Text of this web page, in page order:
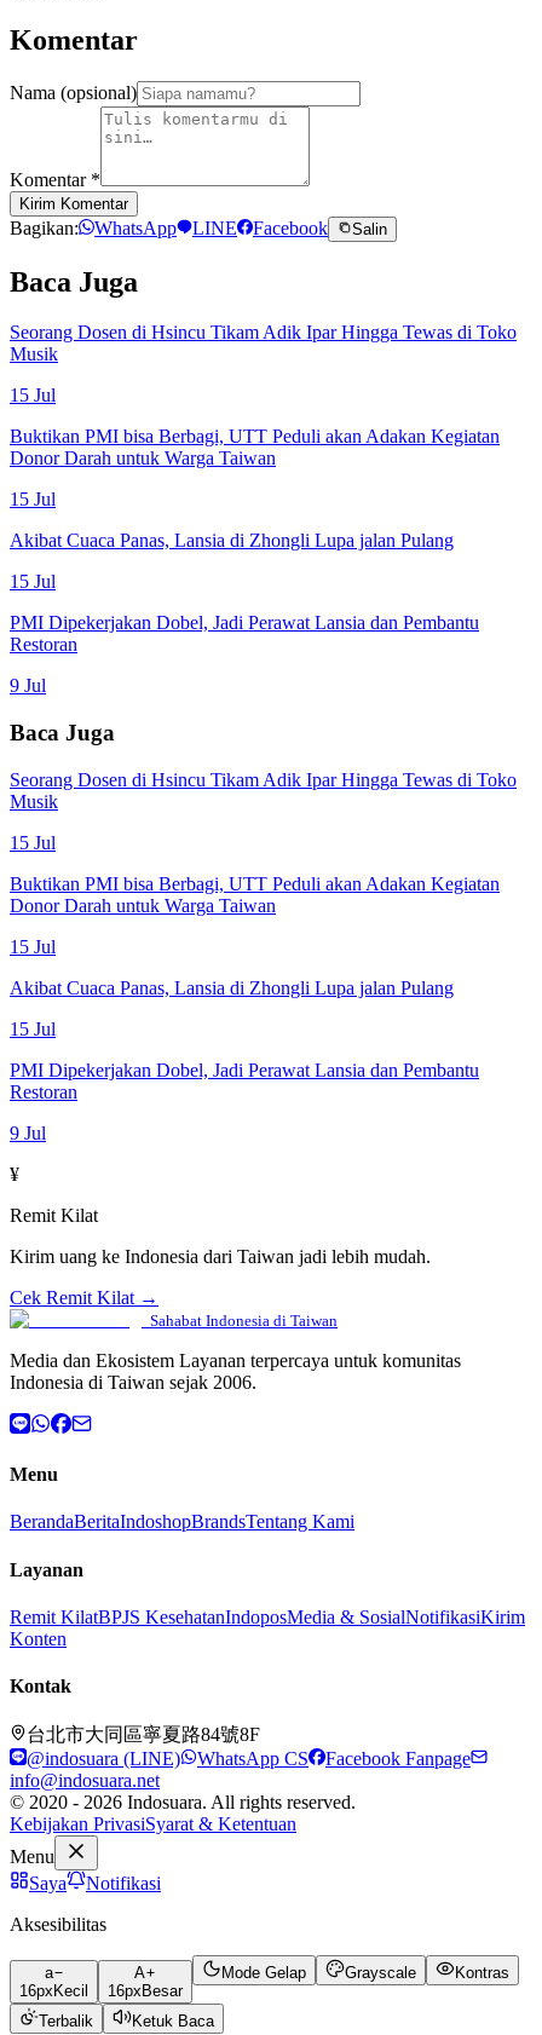
Komentar
Nama (opsional)
Komentar *
Kirim Komentar
Bagikan: WhatsApp LINE Facebook Salin
Baca Juga
Seorang Dosen di Hsincu Tikam Adik Ipar Hingga Tewas di Toko
Musik
15 Jul
Buktikan PMI bisa Berbagi, UTT Peduli akan Adakan Kegiatan
Donor Darah untuk Warga Taiwan
15 Jul
Akibat Cuaca Panas, Lansia di Zhongli Lupa jalan Pulang
15 Jul
PMI Dipekerjakan Dobel, Jadi Perawat Lansia dan Pembantu
Restoran
9 Jul
Baca Juga
Seorang Dosen di Hsincu Tikam Adik Ipar Hingga Tewas di Toko
Musik
15 Jul
Buktikan PMI bisa Berbagi, UTT Peduli akan Adakan Kegiatan
Donor Darah untuk Warga Taiwan
15 Jul
Akibat Cuaca Panas, Lansia di Zhongli Lupa jalan Pulang
15 Jul
PMI Dipekerjakan Dobel, Jadi Perawat Lansia dan Pembantu
Restoran
9 Jul
¥
Remit Kilat
Kirim uang ke Indonesia dari Taiwan jadi lebih mudah.
Cek Remit Kilat →
Sahabat Indonesia di Taiwan
Media dan Ekosistem Layanan terpercaya untuk komunitas
Indonesia di Taiwan sejak 2006.
Menu
BerandaBeritaIndoshopBrandsTentang Kami
Layanan
Remit KilatBPJS KesehatanIndoposMedia & SosialNotifikasiKirim
Konten
Kontak
台北市大同區寧夏路84號8F
@indosuara (LINE)
WhatsApp CS
Facebook Fanpage
info@indosuara.net
© 2020 - 2026 Indosuara. All rights reserved.
Kebijakan PrivasiSyarat & Ketentuan
Menu
Saya
Notifikasi
Aksesibilitas
a
16px Kecil
A
16px Besar
Mode Gelap Grayscale Kontras
Terbalik Ketuk Baca